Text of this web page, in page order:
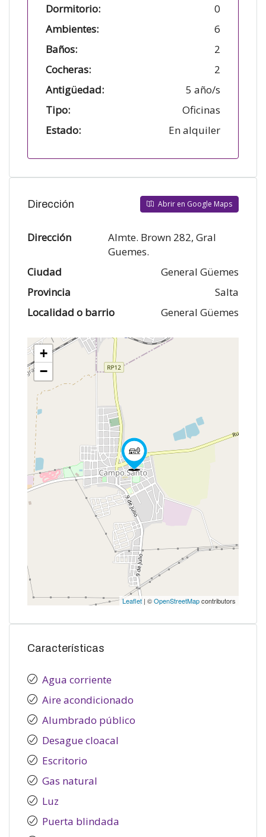
Dormitorio:
0
Ambientes:
6
Baños:
2
Cocheras:
2
Antigüedad:
5 año/s
Tipo:
Oficinas
Estado:
En alquiler
Dirección Abrir en Google Maps
Dirección
Almte. Brown 282, Gral
Guemes.
Ciudad
General Güemes
Provincia
Salta
Localidad o barrio
General Güemes
+
−
Leaflet| ©OpenStreetMapcontributors
Características
Agua corriente
Aire acondicionado
Alumbrado público
Desague cloacal
Escritorio
Gas natural
Luz
Puerta blindada